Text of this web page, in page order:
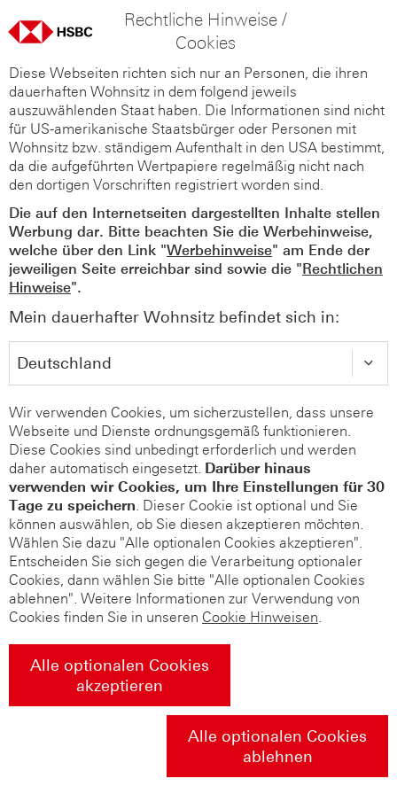
Rechtliche Hinweise /
Cookies
Diese Webseiten richten sich nur an Personen, die ihren
dauerhaften Wohnsitz in dem folgend jeweils
auszuwählenden Staat haben. Die Informationen sind nicht
für US-amerikanische Staatsbürger oder Personen mit
Wohnsitz bzw. ständigem Aufenthalt in den USA bestimmt,
da die aufgeführten Wertpapiere regelmäßig nicht nach
den dortigen Vorschriften registriert worden sind.
Die auf den Internetseiten dargestellten Inhalte stellen
Werbung dar. Bitte beachten Sie die Werbehinweise,
welche über den Link "Werbehinweise" am Ende der
jeweiligen Seite erreichbar sind sowie die "Rechtlichen
Hinweise".
Mein dauerhafter Wohnsitz befindet sich in:
Wir verwenden Cookies, um sicherzustellen, dass unsere
Webseite und Dienste ordnungsgemäß funktionieren.
Diese Cookies sind unbedingt erforderlich und werden
daher automatisch eingesetzt. Darüber hinaus
verwenden wir Cookies, um Ihre Einstellungen für 30
Tage zu speichern. Dieser Cookie ist optional und Sie
können auswählen, ob Sie diesen akzeptieren möchten.
Wählen Sie dazu "Alle optionalen Cookies akzeptieren".
Entscheiden Sie sich gegen die Verarbeitung optionaler
Cookies, dann wählen Sie bitte "Alle optionalen Cookies
ablehnen". Weitere Informationen zur Verwendung von
Cookies finden Sie in unseren Cookie Hinweisen.
Alle optionalen Cookies
akzeptieren
Alle optionalen Cookies
ablehnen